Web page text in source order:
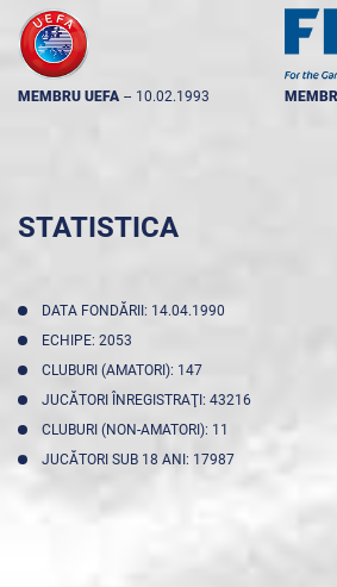
MEMBRU UEFA -- 10.02.1993
STATISTICA
DATA FONDĂRII: 14.04.1990
ECHIPE: 2053
CLUBURI (AMATORI): 147
JUCĂTORI ÎNREGISTRAŢI: 43216
CLUBURI (NON-AMATORI): 11
JUCĂTORI SUB 18 ANI: 17987